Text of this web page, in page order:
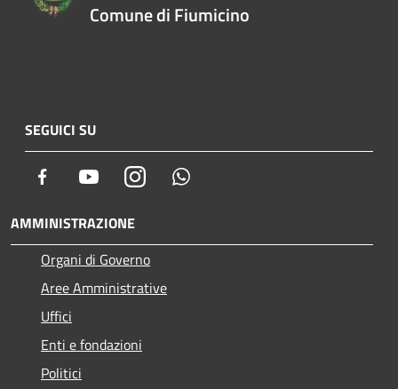
Comune di Fiumicino
SEGUICI SU
Facebook YoutubeInstagram
AMMINISTRAZIONE
Organi di Governo
Aree Amministrative
Uffici
Enti e fondazioni
Politici